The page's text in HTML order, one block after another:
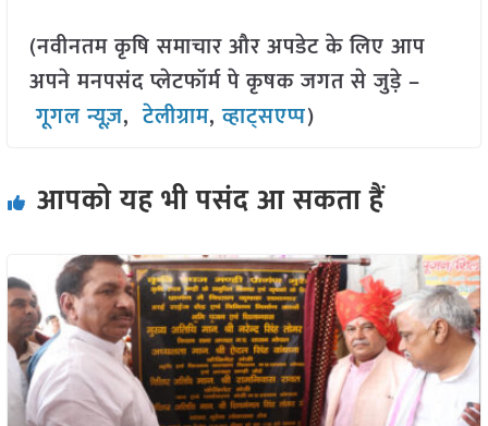
(नवीनतम कृषि समाचार और अपडेट के लिए आप
अपने मनपसंद प्लेटफॉर्म पे कृषक जगत से जुड़े –
गूगल न्यूज़,टेलीग्राम,व्हाट्सएप्प)
आपको यह भी पसंद आ सकता हैं